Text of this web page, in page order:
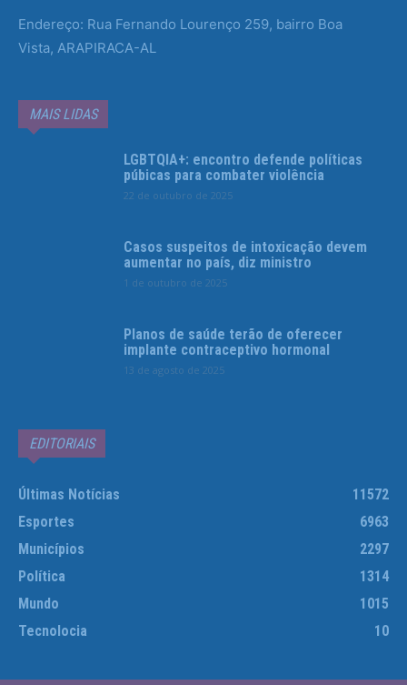
Endereço: Rua Fernando Lourenço 259, bairro Boa
Vista, ARAPIRACA-AL
MAIS LIDAS
LGBTQIA+: encontro defende políticas
púbicas para combater violência
22 de outubro de 2025
Casos suspeitos de intoxicação devem
aumentar no país, diz ministro
1 de outubro de 2025
Planos de saúde terão de oferecer
implante contraceptivo hormonal
13 de agosto de 2025
EDITORIAIS
Últimas Notícias
11572
Esportes
6963
Municípios
2297
Política
1314
Mundo
1015
Tecnolocia
10